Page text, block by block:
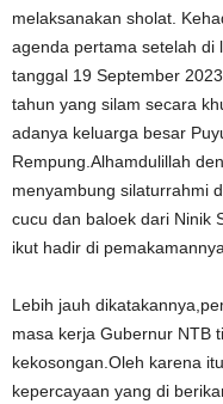
melaksanakan sholat.
agenda pertama setelah di
tanggal 19 September
tahun yang silam secara
adanya keluarga besar
Rempung.Alhamdulillah
menyambung silaturrahmi
cucu dan baloek dari Ninik
ikut hadir di pemakamannya.
Lebih jauh
masa kerja Gubernur NTB
kekosongan.Oleh karena
kepercayaan yang di